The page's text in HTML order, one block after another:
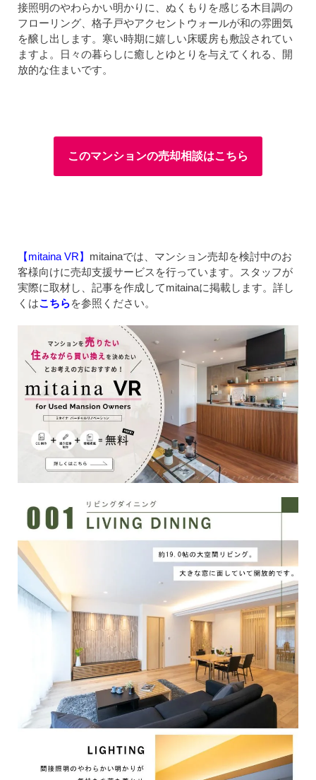
接照明のやわらかい明かりに、ぬくもりを感じる木目調の
フローリング、格子戸やアクセントウォールが和の雰囲気
を醸し出します。寒い時期に嬉しい床暖房も敷設されてい
ますよ。日々の暮らしに癒しとゆとりを与えてくれる、開
放的な住まいです。
このマンションの売却相談はこちら
【mitaina VR】 mitainaでは、マンション売却を検討中のお
客様向けに売却支援サービスを行っています。スタッフが
実際に取材し、記事を作成してmitainaに掲載します。詳し
くはこちらを参照ください。